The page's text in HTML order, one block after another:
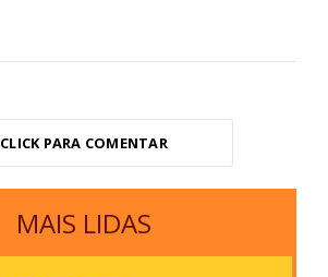
CLICK PARA COMENTAR
MAIS LIDAS